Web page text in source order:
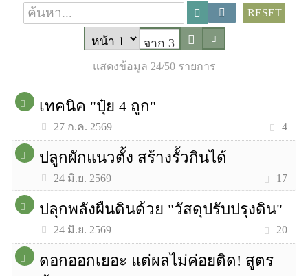
RESET
จาก 3
แสดงข้อมูล 24/50 รายการ
เทคนิค "ปุ๋ย 4 ถูก"
27 ก.ค. 2569 4
ปลูกผักแนวตั้ง สร้างรั้วกินได้
24 มิ.ย. 2569 17
ปลุกพลังผืนดินด้วย "วัสดุปรับปรุงดิน"
24 มิ.ย. 2569 20
ดอกออกเยอะ แต่ผลไม่ค่อยติด! สูตร